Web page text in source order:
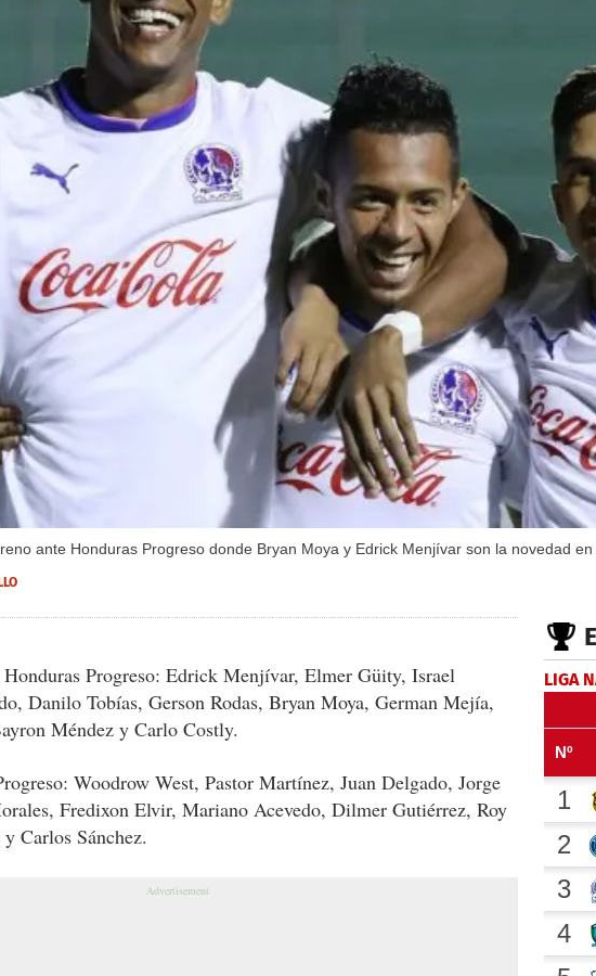
ante Honduras Progreso donde Bryan Moya y Edrick Menjívar son la novedad en
Progreso: Edrick Menjívar, Elmer Güity, Israel
Danilo Tobías, Gerson Rodas, Bryan Moya, German Mejía,
Méndez y Carlo Costly.
Woodrow West, Pastor Martínez, Juan Delgado, Jorge
Fredixon Elvir, Mariano Acevedo, Dilmer Gutiérrez, Roy
Carlos Sánchez.
LIGA